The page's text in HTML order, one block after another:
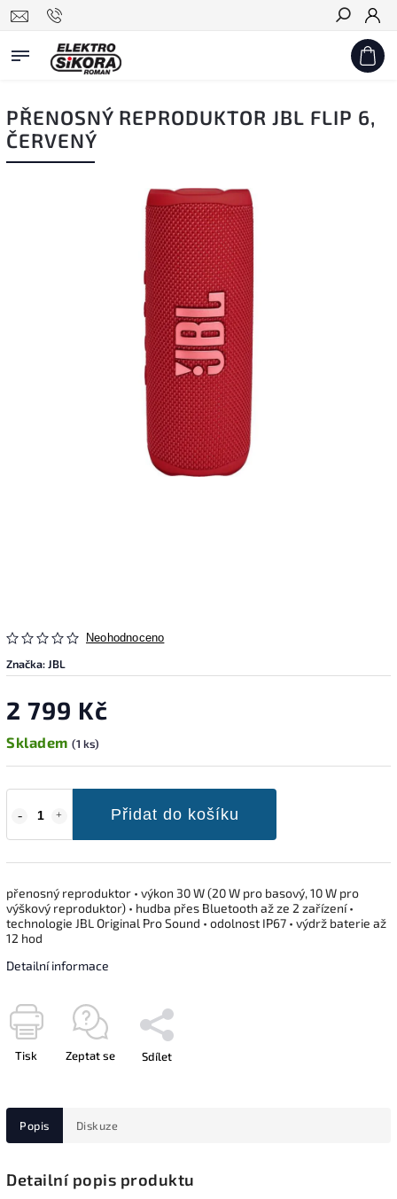
Hledat
PŘENOSNÝ REPRODUKTOR JBL FLIP 6,
ČERVENÝ
Neohodnoceno
Značka: JBL
2 799 Kč
Skladem (1 ks)
Přidat do košíku
přenosný reproduktor • výkon 30 W (20 W pro basový, 10 W pro
výškový reproduktor) • hudba přes Bluetooth až ze 2 zařízení •
technologie JBL Original Pro Sound • odolnost IP67 • výdrž baterie až
12 hod
Detailní informace
Tisk Zeptat se Sdílet
Popis Diskuze
Detailní popis produktu